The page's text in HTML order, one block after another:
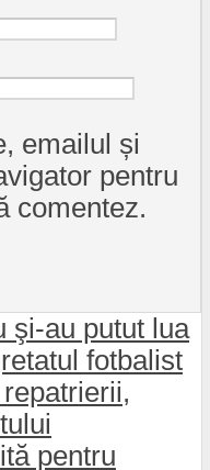
emailul și
pentru
comentez.
şi-au putut lua
fotbalist
pentru